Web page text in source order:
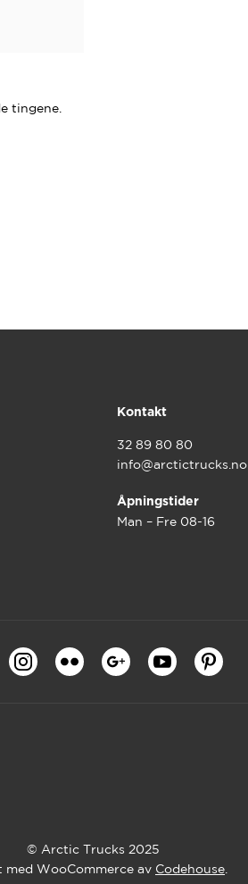
tingene.
Kontakt
32 89 80 80
info@arctictrucks.no
Åpningstider
Man – Fre 08-16
© Arctic Trucks 2025
med WooCommerce av Codehouse